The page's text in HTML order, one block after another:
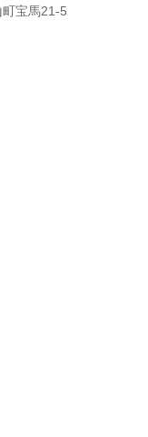
宝馬21-5